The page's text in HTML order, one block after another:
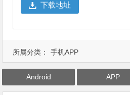
下载地址
所属分类： 手机APP
Android APP